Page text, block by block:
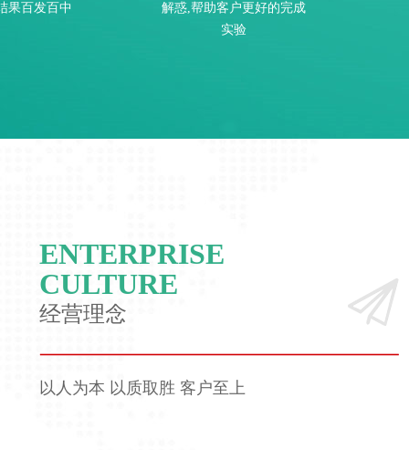
果百发百中
解惑,帮助客户更好的完成
实验
ENTERPRISE
CULTURE
经营理念
以人为本 以质取胜 客户至上